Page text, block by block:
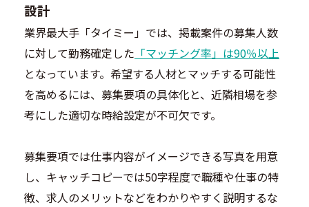
設計
業界最大手「タイミー」では、掲載案件の募集人数
に対して勤務確定した 「マッチング率」は90％以上
となっています。希望する人材とマッチする可能性
を高めるには、募集要項の具体化と、近隣相場を参
考にした適切な時給設定が不可欠です。
募集要項では仕事内容がイメージできる写真を用意
し、キャッチコピーでは50字程度で職種や仕事の特
徴、求人のメリットなどをわかりやすく説明するな